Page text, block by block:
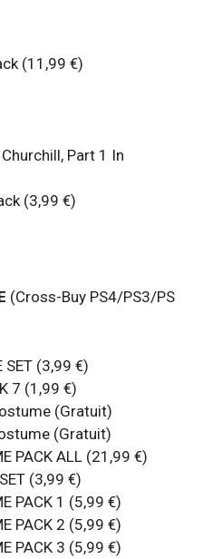
(11,99 €)
Part 1 In
(3,99 €)
(Cross-Buy PS4/PS3/PS
SET (3,99 €)
7 (1,99 €)
(Gratuit)
(Gratuit)
PACK ALL (21,99 €)
(3,99 €)
PACK 1 (5,99 €)
PACK 2 (5,99 €)
PACK 3 (5,99 €)